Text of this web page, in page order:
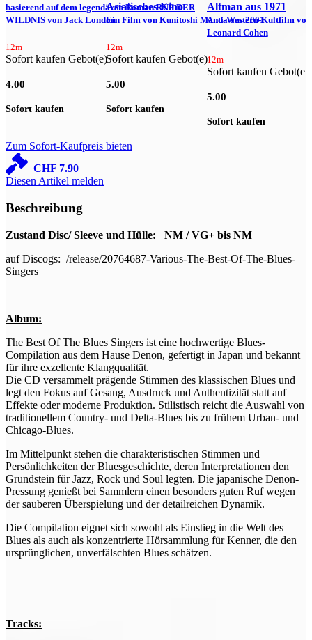
basierend auf dem legendären Roman RUF DER
WILDNIS von Jack London
12m
Sofort kaufen Gebot(e)
4.00
Sofort kaufen
Asiatisches Kino
Ein Film von Kunitoshi Manda aus 2001
12m
Sofort kaufen Gebot(e)
5.00
Sofort kaufen
Altman aus 1971
Anti-Western-Kultfilm
Leonard Cohen
12m
Sofort kaufen Gebot(e)
5.00
Sofort kaufen
Zum Sofort-Kaufpreis bieten
CHF 7.90
Diesen Artikel melden
Beschreibung
Zustand Disc/ Sleeve und Hülle: NM / VG+ bis NM
auf Discogs: /release/20764687-Various-The-Best-Of-The-Blues-
Singers
Album:
The Best Of The Blues Singers ist eine hochwertige Blues-
Compilation aus dem Hause Denon, gefertigt in Japan und bekannt
für ihre exzellente Klangqualität.
Die CD versammelt prägende Stimmen des klassischen Blues und
legt den Fokus auf Gesang, Ausdruck und Authentizität statt auf
Effekte oder moderne Produktion. Stilistisch reicht die Auswahl von
traditionellem Country- und Delta-Blues bis zu frühem Urban- und
Chicago-Blues.
Im Mittelpunkt stehen die charakteristischen Stimmen und
Persönlichkeiten der Bluesgeschichte, deren Interpretationen den
Grundstein für Jazz, Rock und Soul legten. Die japanische Denon-
Pressung genießt bei Sammlern einen besonders guten Ruf wegen
der sauberen Überspielung und der detailreichen Dynamik.
Die Compilation eignet sich sowohl als Einstieg in die Welt des
Blues als auch als konzentrierte Hörsammlung für Kenner, die den
ursprünglichen, unverfälschten Blues schätzen.
Tracks: